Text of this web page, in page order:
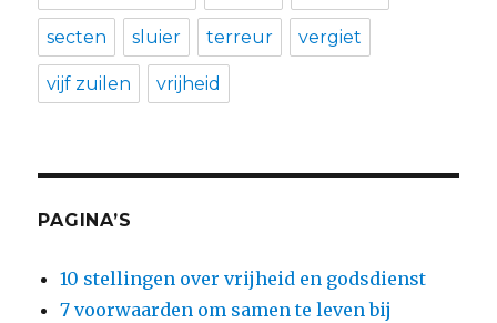
secten sluier terreur vergiet
vijf zuilen vrijheid
PAGINA’S
10 stellingen over vrijheid en godsdienst
7 voorwaarden om samen te leven bij